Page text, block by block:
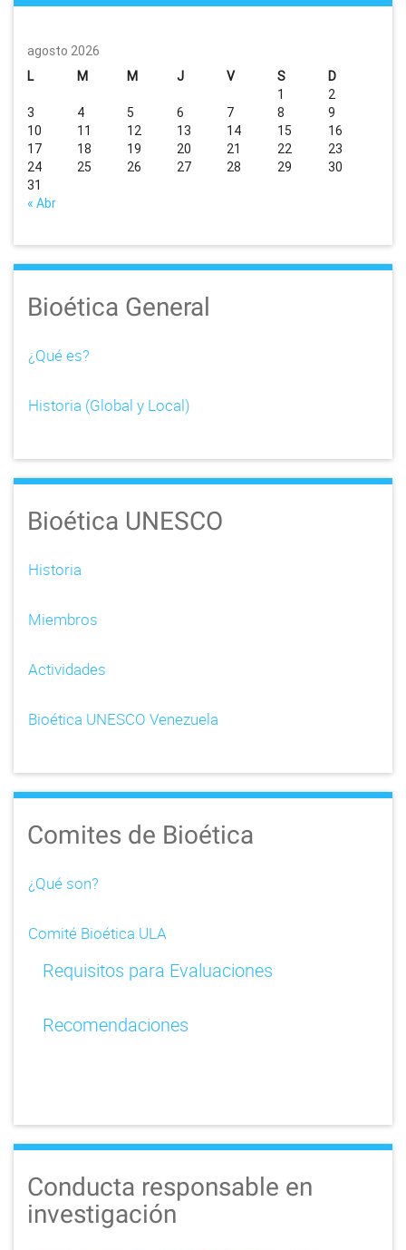
agosto 2026
L
M M J V S D
« Abr
1
2
3
4 5 6 7 8
9
10
11 12 13 14 15
16
17
18 19 20 21 22
23
24
25 26 27 28 29
30
31
Bioética General
¿Qué es?
Historia (Global y Local)
Bioética UNESCO
Historia
Miembros
Actividades
Bioética UNESCO Venezuela
Comites de Bioética
¿Qué son?
Comité Bioética ULA
Requisitos para Evaluaciones
Recomendaciones
Conducta responsable en
investigación